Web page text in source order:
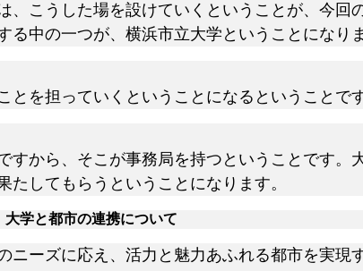
こうした場を設けていくということが、今回
中の一つが、横浜市立大学ということになりま
を担っていくということになるということです
から、そこが事務局を持つということです。
してもらうということになります。
大学と都市の連携について
ーズに応え、活力と魅力あふれる都市を実現